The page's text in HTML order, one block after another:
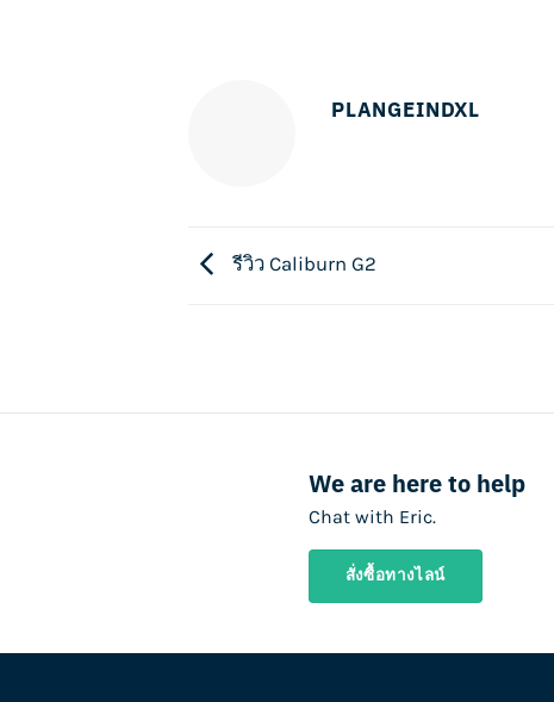
PLANGEINDXL
รีวิว Caliburn G2
We are here to help
Chat with Eric.
สั่งซื้อทางไลน์